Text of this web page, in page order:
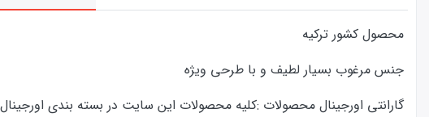
محصول کشور ترکیه
جنس مرغوب بسیار لطیف و با طرحی ویژه
گارانتی اورجینال محصولات :كليه محصولات این سایت در بسته بندی اورجینال